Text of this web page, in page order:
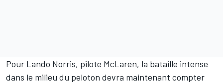
Pour Lando Norris, pilote McLaren, la bataille intense
dans le milieu du peloton devra maintenant compter